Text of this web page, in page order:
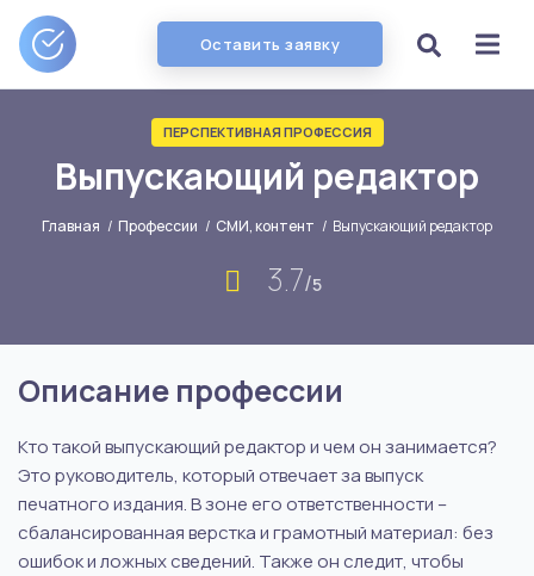
Оставить заявку
ПЕРСПЕКТИВНАЯ ПРОФЕССИЯ
Выпускающий редактор
Главная / Профессии / СМИ, контент / Выпускающий редактор
3.7/5
Описание профессии
Кто такой выпускающий редактор и чем он занимается?
Это руководитель, который отвечает за выпуск
печатного издания. В зоне его ответственности –
сбалансированная верстка и грамотный материал: без
ошибок и ложных сведений. Также он следит, чтобы